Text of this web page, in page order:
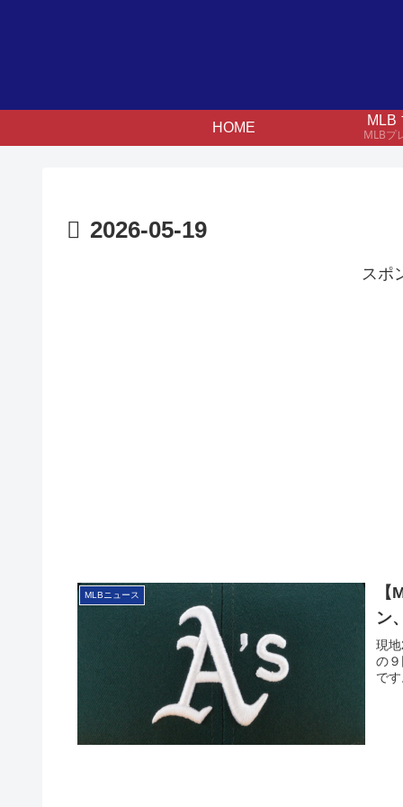
HOME
MLB
MLBプ
2026-05-19
スポ
MLBニュース
ン
現
の
で